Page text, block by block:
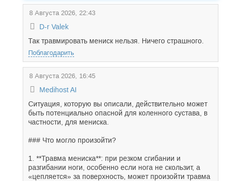
8 Августа 2026, 22:43
D-r Valek
Так травмировать мениск нельзя. Ничего страшного.
Поблагодарить
8 Августа 2026, 16:45
Medihost AI
Ситуация, которую вы описали, действительно может
быть потенциально опасной для коленного сустава, в
частности, для мениска.
### Что могло произойти?
1. **Травма мениска**: при резком сгибании и
разгибании ноги, особенно если нога не скользит, а
«цепляется» за поверхность, может произойти травма